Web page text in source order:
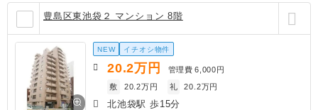
豊島区東池袋２ マンション 8階
NEW イチオシ物件
20.2万円 管理費 6,000円
敷
20.2万円 礼 20.2万円
北池袋駅 歩15分